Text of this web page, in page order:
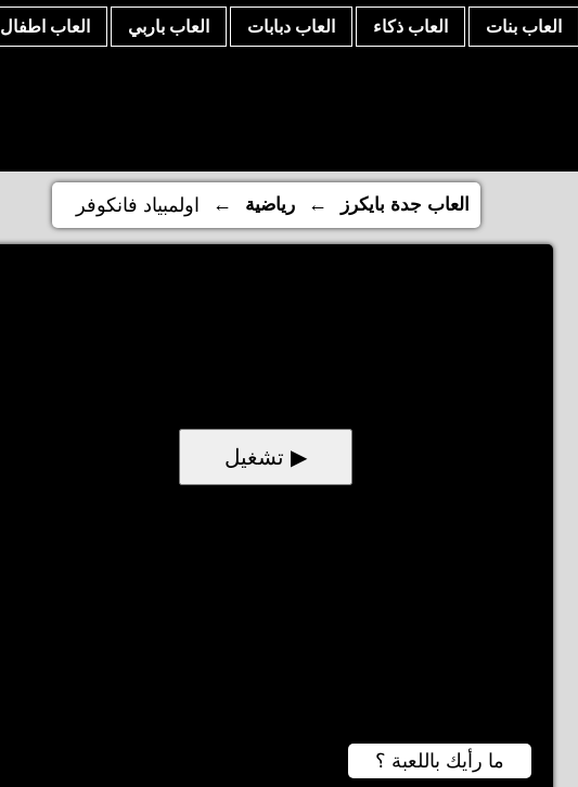
العاب بنات العاب ذكاء العاب دبابات العاب باربي العاب اطفال
العاب جدة بايكرز ← رياضية ← اولمبياد فانكوفر
▶ تشغيل
ما رأيك باللعبة ؟